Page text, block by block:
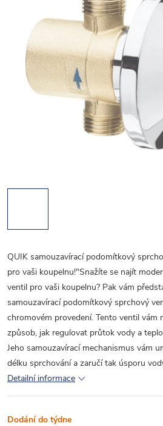
QUIK samouzavírací podomítkový
pro vaši koupelnu!"Snažíte se najít
ventil pro vaši koupelnu? Pak vám
samouzavírací podomítkový sprchový
chromovém provedení. Tento ventil vám
způsob, jak regulovat průtok vody a
Jeho samouzavírací mechanismus vám
délku sprchování a zaručí tak úsporu
Detailní informace
Dodání do týdne